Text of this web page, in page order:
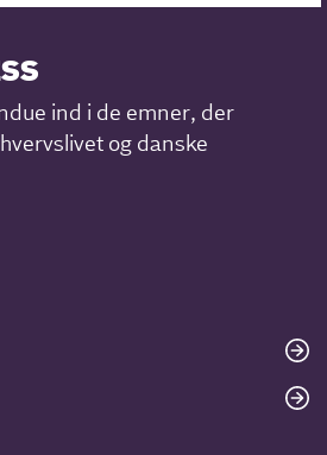
ind i de emner, der
og danske